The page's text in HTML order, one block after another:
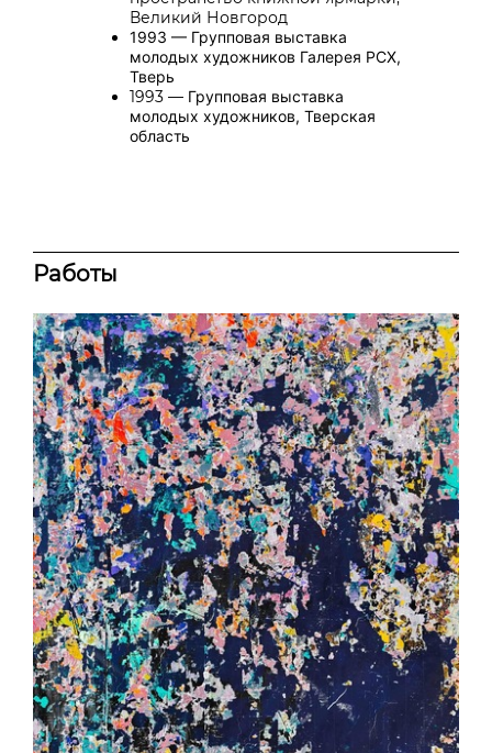
Великий Новгород
1993 — Групповая выставка
молодых художников Галерея РСХ,
Тверь
1993 — Групповая выставка
молодых художников, Тверская
область
Работы